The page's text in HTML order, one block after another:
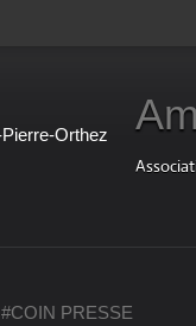
#COIN PRESSE